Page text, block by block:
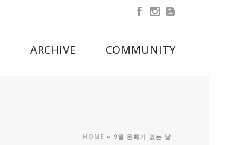
ARCHIVE COMMUNITY
HOME » 9월 문화가 있는 날